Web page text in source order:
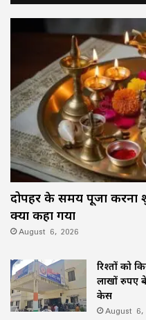
दोपहर के समय पूजा करना
क्या कहा गया
August 6, 2026
रिश्तों को
लाखों रुपए
केस
August 6,